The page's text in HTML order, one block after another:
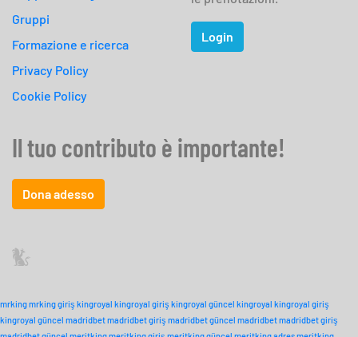
Gruppi
Formazione e ricerca
Privacy Policy
Cookie Policy
Login
Il tuo contributo è importante!
Dona adesso
mrkingmrking giriş kingroyal kingroyal giriş kingroyal güncel kingroyal kingroyal giriş
kingroyal güncel madridbetmadridbet giriş madridbet güncel madridbetmadridbet giriş